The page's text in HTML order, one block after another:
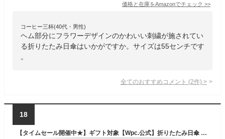
価格と在庫をAmazonでチェック >>
コーヒー三杯(40代・男性)
ヘム部分にフラワーデザインのかわいい刺繍が施されてい
る折りたたみ日傘はいかがですか。サイズは55センチです
。
全てのおすすめコメント (2件) >
18
【タイムセール開催中★】ギフト対象【Wpc.公式】折りたたみ日傘 遮光ミニマムベーシックパラソルユニセックス【完全遮光100％ 完全UVカット率100％生地 晴雨兼用 折りたたみ傘 メンズ レディース 男女兼用 軽量 大きめ55cm 大きい 遮熱】